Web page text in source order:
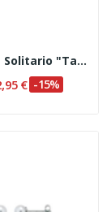
Crusado - Solitario "Taormina" Ct. 0,07
€ -15%